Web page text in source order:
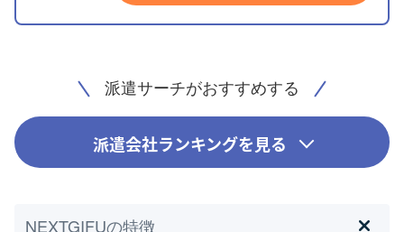
派遣サーチがおすすめする
派遣会社ランキングを見る
NEXTGIFUの特徴